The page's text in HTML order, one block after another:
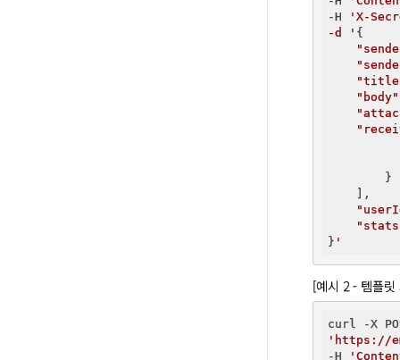
-H
'X-
-d ' {
"body"
        }
    ],
}
[예시 2 - 템플릿
'https://
-H